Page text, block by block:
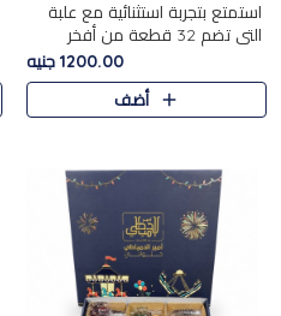
استمتع بتجربة استثنائية مع علبة
التي تضم 32 قطعة من أفخر
حلويات المولد الشرقية، في تشكيلة
تجمع بين الأصالة والاختيارات
الفاخرة. تحتوي العلبة..
1200.00 جنيه
أضف